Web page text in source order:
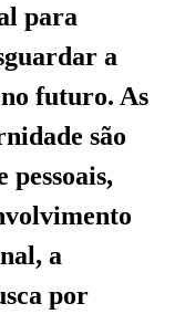
para
a
futuro. As
são
a
por